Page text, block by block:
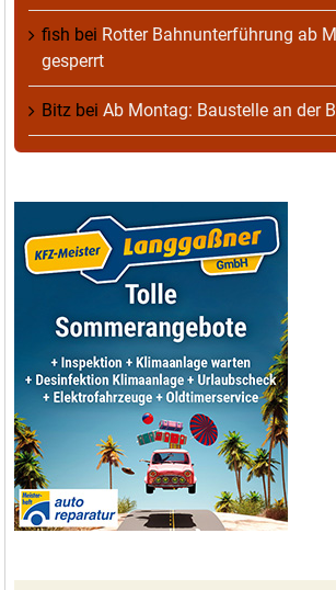
fish bei Rotter Bahnunterführung ab
gesperrt
Bitz bei Ab Montag: Baustelle an der